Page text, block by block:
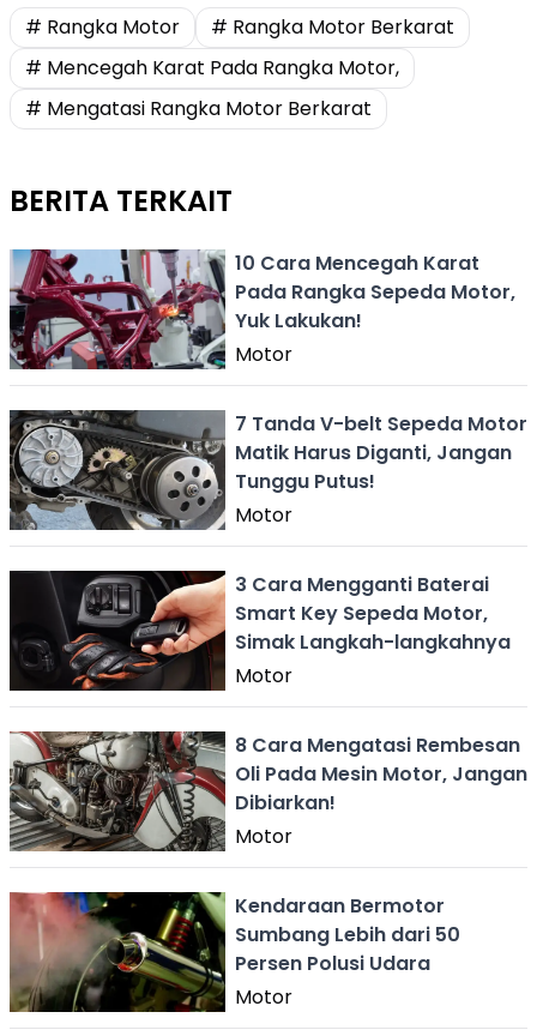
# Rangka Motor
# Rangka Motor Berkarat
# Mencegah Karat Pada Rangka Motor,
# Mengatasi Rangka Motor Berkarat
BERITA TERKAIT
10 Cara Mencegah Karat
Pada Rangka Sepeda Motor,
Yuk Lakukan!
Motor
7 Tanda V-belt Sepeda Motor
Matik Harus Diganti, Jangan
Tunggu Putus!
Motor
3 Cara Mengganti Baterai
Smart Key Sepeda Motor,
Simak Langkah-langkahnya
Motor
8 Cara Mengatasi Rembesan
Oli Pada Mesin Motor, Jangan
Dibiarkan!
Motor
Kendaraan Bermotor
Sumbang Lebih dari 50
Persen Polusi Udara
Motor